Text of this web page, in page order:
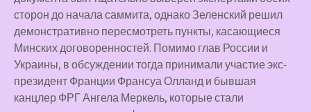
сторон до начала саммита, однако Зеленский решил
демонстративно пересмотреть пункты, касающиеся
Минских договоренностей. Помимо глав России и
Украины, в обсуждении тогда принимали участие экс-
президент Франции Франсуа Олланд и бывшая
канцлер ФРГ Ангела Меркель, которые стали